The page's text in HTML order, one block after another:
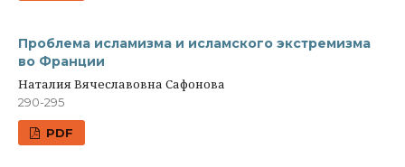
Проблема исламизма и исламского экстремизма
во Франции
Наталия Вячеславовна Сафонова
290-295
PDF